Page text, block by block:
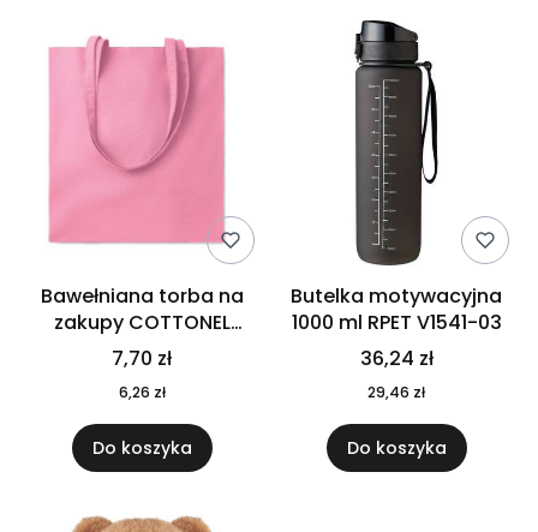
Bawełniana torba na
zakupy COTTONEL
COLOUR++ MO9846-11
7,70 zł
6,26 zł
Do koszyka
Butelka motywacyjna
1000 ml RPET V1541-03
36,24 zł
29,46 zł
Do koszyka